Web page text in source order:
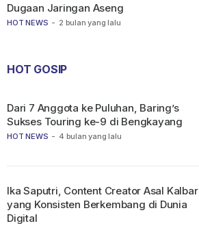
HOT NEWS - 2 bulan yang lalu
Dugaan Jaringan Aseng
HOT GOSIP
HOT NEWS - 4 bulan yang lalu
Dari 7 Anggota ke Puluhan, Baring’s
Sukses Touring ke-9 di Bengkayang
Ika Saputri, Content Creator Asal Kalbar
yang Konsisten Berkembang di Dunia
Digital